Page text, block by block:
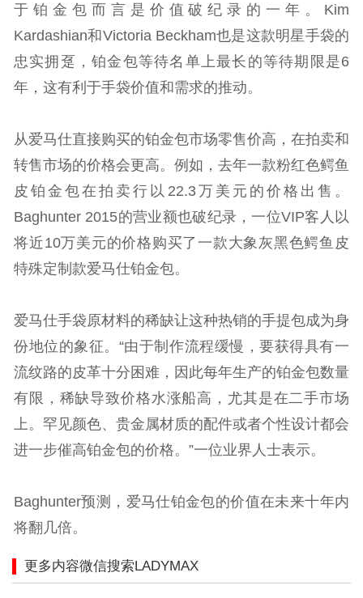
于铂金包而言是价值破纪录的一年。Kim
Kardashian和Victoria Beckham也是这款明星手袋的
忠实拥趸，铂金包等待名单上最长的等待期限是6
年，这有利于手袋价值和需求的推动。
从爱马仕直接购买的铂金包市场零售价高，在拍卖和
转售市场的价格会更高。例如，去年一款粉红色鳄鱼
皮铂金包在拍卖行以22.3万美元的价格出售。
Baghunter 2015的营业额也破纪录，一位VIP客人以
将近10万美元的价格购买了一款大象灰黑色鳄鱼皮
特殊定制款爱马仕铂金包。
爱马仕手袋原材料的稀缺让这种热销的手提包成为身
份地位的象征。“由于制作流程缓慢，要获得具有一
流纹路的皮革十分困难，因此每年生产的铂金包数量
有限，稀缺导致价格水涨船高，尤其是在二手市场
上。罕见颜色、贵金属材质的配件或者个性设计都会
进一步催高铂金包的价格。”一位业界人士表示。
Baghunter预测，爱马仕铂金包的价值在未来十年内
将翻几倍。
更多内容微信搜索LADYMAX